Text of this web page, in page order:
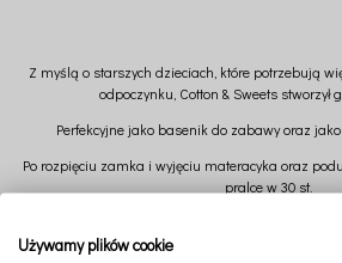
Z myślą o starszych dzieciach, które potrzebują
odpoczynku, Cotton & Sweets stworzył
Perfekcyjne jako basenik do zabawy oraz
Po rozpięciu zamka i wyjęciu materacyka oraz
pralce w 30 st.
Używamy plików cookie